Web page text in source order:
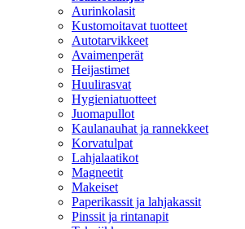
Aurinkolasit
Kustomoitavat tuotteet
Autotarvikkeet
Avaimenperät
Heijastimet
Huulirasvat
Hygieniatuotteet
Juomapullot
Kaulanauhat ja rannekkeet
Korvatulpat
Lahjalaatikot
Magneetit
Makeiset
Paperikassit ja lahjakassit
Pinssit ja rintanapit